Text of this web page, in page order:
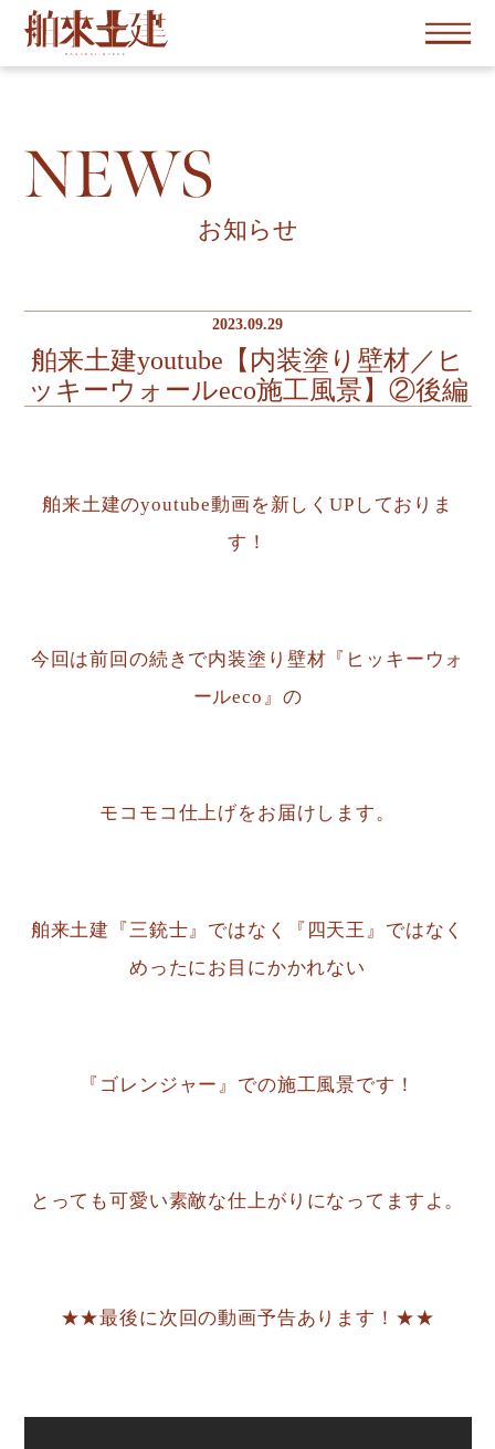
お知らせ
2023.09.29
舶来土建youtube【内装塗り壁材／ヒ
ッキーウォールeco施工風景】②後編
舶来土建のyoutube動画を新しくUPしておりま
す！
今回は前回の続きで内装塗り壁材『ヒッキーウォ
ールeco』の
モコモコ仕上げをお届けします。
舶来土建『三銃士』ではなく『四天王』ではなく
めったにお目にかかれない
『ゴレンジャー』での施工風景です！
とっても可愛い素敵な仕上がりになってますよ。
★★最後に次回の動画予告あります！★★